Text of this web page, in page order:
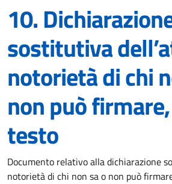
10.
sostitutiva
notorietà di chi
non può
testo
Dettagli del
Documento relativo alla dichiarazione
notorietà di chi non sa o non può